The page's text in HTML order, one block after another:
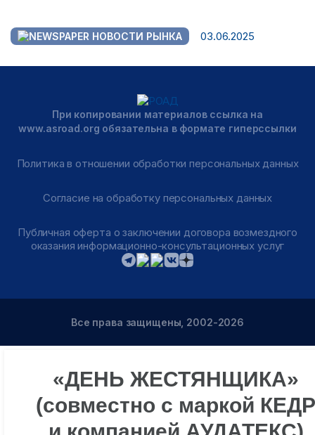
НОВОСТИ РЫНКА 03.06.2025
При копировании материалов ссылка на
www.asroad.org обязательна в формате гиперссылки
Политика в отношении обработки персональных данных
Согласие на обработку персональных данных
Публичная оферта о заключении договора возмездного
оказания информационно-консультационных услуг
Все права защищены, 2002-2026